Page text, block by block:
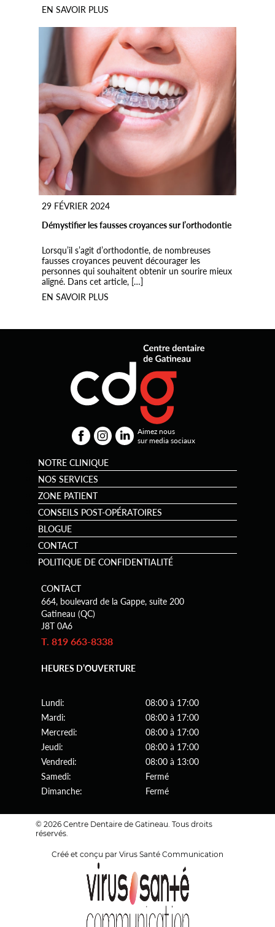
EN SAVOIR PLUS
29 FÉVRIER 2024
Démystifier les fausses croyances sur l’orthodontie
Lorsqu’il s’agit d’orthodontie, de nombreuses
fausses croyances peuvent décourager les
personnes qui souhaitent obtenir un sourire mieux
aligné. Dans cet article, […]
EN SAVOIR PLUS
Aimez nous
sur media sociaux
NOTRE CLINIQUE
NOS SERVICES
ZONE PATIENT
CONSEILS POST-OPÉRATOIRES
BLOGUE
CONTACT
POLITIQUE DE CONFIDENTIALITÉ
CONTACT
664, boulevard de la Gappe, suite 200
Gatineau (QC)
J8T 0A6
T. 819 663-8338
HEURES D’OUVERTURE
Lundi:
08:00 à 17:00
Mardi:
08:00 à 17:00
Mercredi:
08:00 à 17:00
Jeudi:
08:00 à 17:00
Vendredi:
08:00 à 13:00
Samedi:
Fermé
Dimanche:
Fermé
© 2026 Centre Dentaire de Gatineau. Tous droits
réservés.
Créé et conçu par Virus Santé Communication